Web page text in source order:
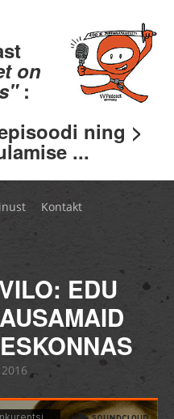
on
:
ning >
...
Kontakt
EDU